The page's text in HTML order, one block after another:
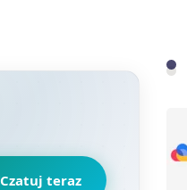
Czatuj teraz